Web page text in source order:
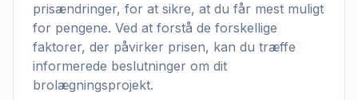
prisændringer, for at sikre, at du får mest muligt
for pengene. Ved at forstå de forskellige
faktorer, der påvirker prisen, kan du træffe
informerede beslutninger om dit
brolægningsprojekt.